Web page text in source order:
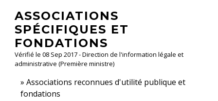
ASSOCIATIONS
SPÉCIFIQUES ET
FONDATIONS
Vérifié le 08 Sep 2017 - Direction de l'information légale et
administrative (Première ministre)
Associations reconnues d'utilité publique et
fondations